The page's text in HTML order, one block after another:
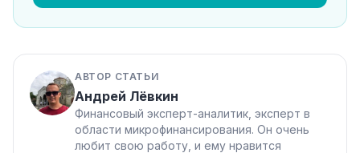
АВТОР СТАТЬИ
Андрей Лёвкин
Финансовый эксперт-аналитик, эксперт в
области микрофинансирования. Он очень
любит свою работу, и ему нравится